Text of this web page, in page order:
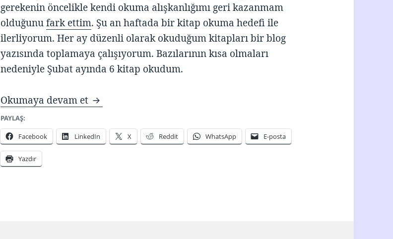
gerekenin öncelikle kendi okuma alışkanlığımı geri kazanmam
olduğunufark ettim. Şu an haftada bir kitap okuma hedefi ile
ilerliyorum. Her ay düzenli olarak okuduğum kitapları bir blog
yazısında toplamaya çalışıyorum. Bazılarının kısa olmaları
nedeniyle Şubat ayında 6 kitap okudum.
Okumaya devam et Okuma Listem – Şubat 2020
PAYLAŞ:
Facebook LinkedIn X Reddit WhatsApp E-posta
Yazdır